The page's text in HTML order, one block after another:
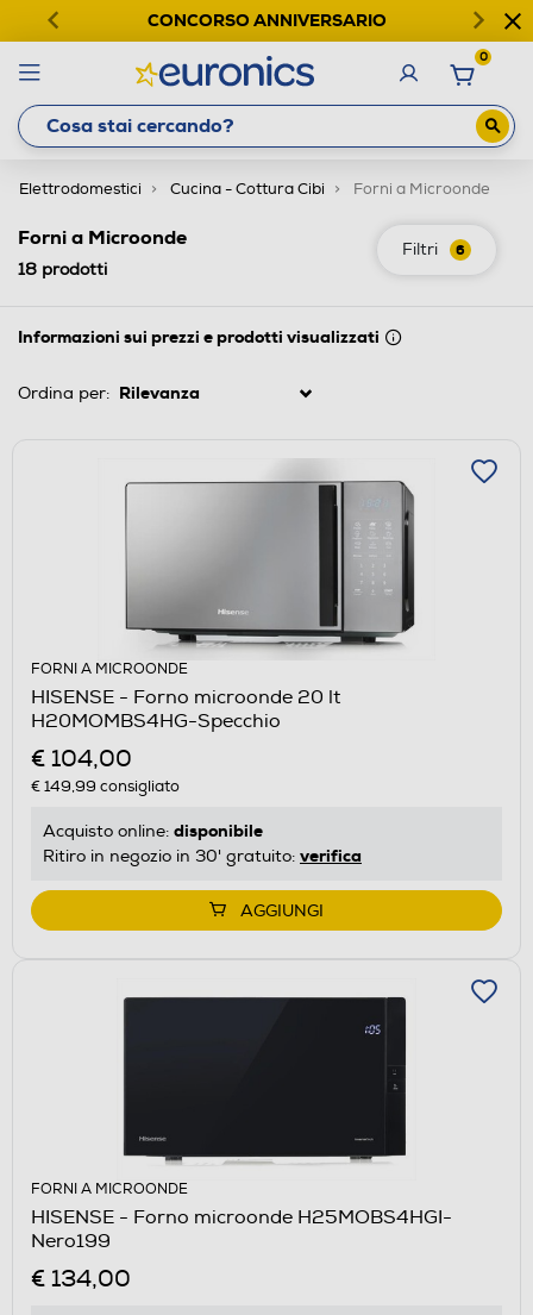
CONCORSO ANNIVERSARIO
0
Elettrodomestici Cucina - Cottura Cibi Forni a Microonde
Filtri 6
Forni a Microonde
18 prodotti
Informazioni sui prezzi e prodotti visualizzati
Ordina per:
FORNI A MICROONDE
HISENSE - Forno microonde 20 lt
H20MOMBS4HG-Specchio
€ 104,00
€ 149,99 consigliato
Acquisto online: disponibile
Ritiro in negozio in 30' gratuito: verifica
AGGIUNGI
FORNI A MICROONDE
HISENSE - Forno microonde H25MOBS4HGI-
Nero199
€ 134,00